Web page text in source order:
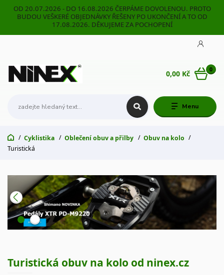
OD 20.07.2026 - DO 16.08.2026 ČERPÁME DOVOLENOU. PROTO
BUDOU VEŠKERÉ OBJEDNÁVKY ŘEŠENY PO UKONČENÍ A TO OD
17.08.2026. DĚKUJEME ZA POCHOPENÍ
Menu
0
0,00 Kč
Cyklistika Oblečení obuv a přilby
Obuv na kolo
Turistická
Turistická obuv na kolo od ninex.cz